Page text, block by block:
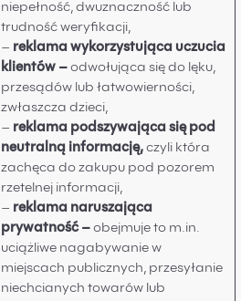
niepełność, dwuznaczność lub
trudność weryfikacji,
– reklama wykorzystująca uczucia
klientów – odwołująca się do lęku,
przesądów lub łatwowierności,
zwłaszcza dzieci,
– reklama podszywająca się pod
neutralną informację,czyli która
zachęca do zakupu pod pozorem
rzetelnej informacji,
– reklama naruszająca
prywatność –obejmuje to m.in.
uciążliwe nagabywanie w
miejscach publicznych, przesyłanie
niechcianych towarów lub